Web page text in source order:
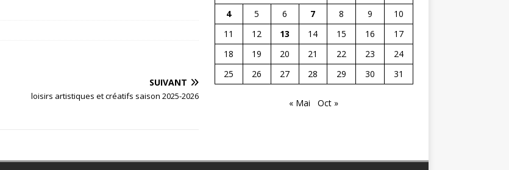
SUIVANT
loisirs artistiques et créatifs saison 2025-2026
4
5 6 7 8 9
10
11
12 13 14 15 16
17
18
19 20 21 22 23
24
25
26 27 28 29 30 31
« Mai Oct »